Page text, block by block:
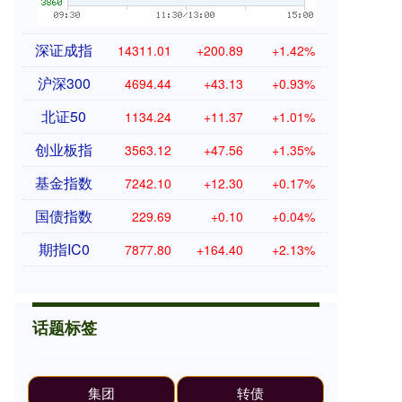
深证成指 14311.01 +200.89 +1.42%
沪深300 4694.44 +43.13 +0.93%
北证50 1134.24 +11.37 +1.01%
创业板指 3563.12 +47.56 +1.35%
基金指数 7242.10 +12.30 +0.17%
国债指数 229.69 +0.10 +0.04%
期指IC0 7877.80 +164.40 +2.13%
话题标签
集团 转债